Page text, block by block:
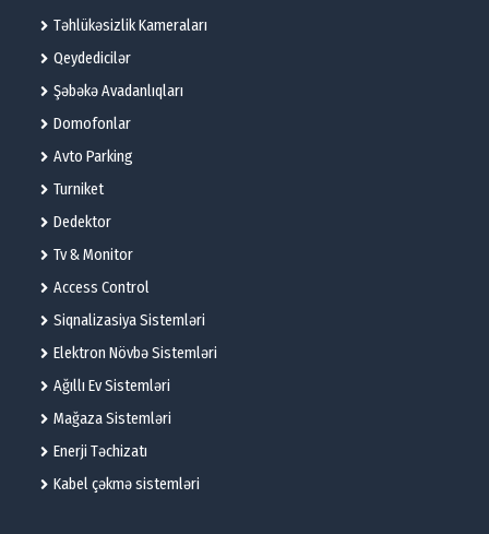
Təhlükəsizlik Kameraları
Qeydedicilər
Şəbəkə Avadanlıqları
Domofonlar
Avto Parking
Turniket
Dedektor
Tv & Monitor
Access Control
Siqnalizasiya Sistemləri
Elektron Növbə Sistemləri
Ağıllı Ev Sistemləri
Mağaza Sistemləri
Enerji Təchizatı
Kabel çəkmə sistemləri